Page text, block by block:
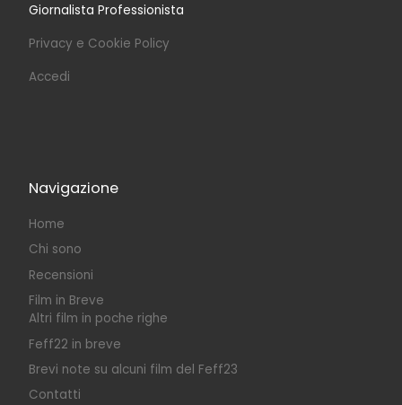
Giornalista Professionista
Privacy e Cookie Policy
Accedi
Navigazione
Home
Chi sono
Recensioni
Film in Breve
Altri film in poche righe
Feff22 in breve
Brevi note su alcuni film del Feff23
Contatti